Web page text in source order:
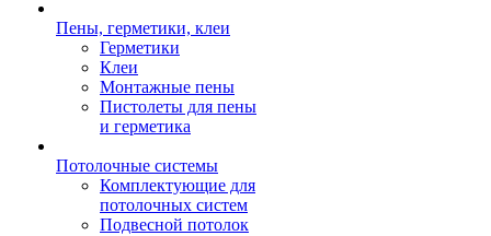
Пены, герметики, клеи
Герметики
Клеи
Монтажные пены
Пистолеты для пены
и герметика
Потолочные системы
Комплектующие для
потолочных систем
Подвесной потолок